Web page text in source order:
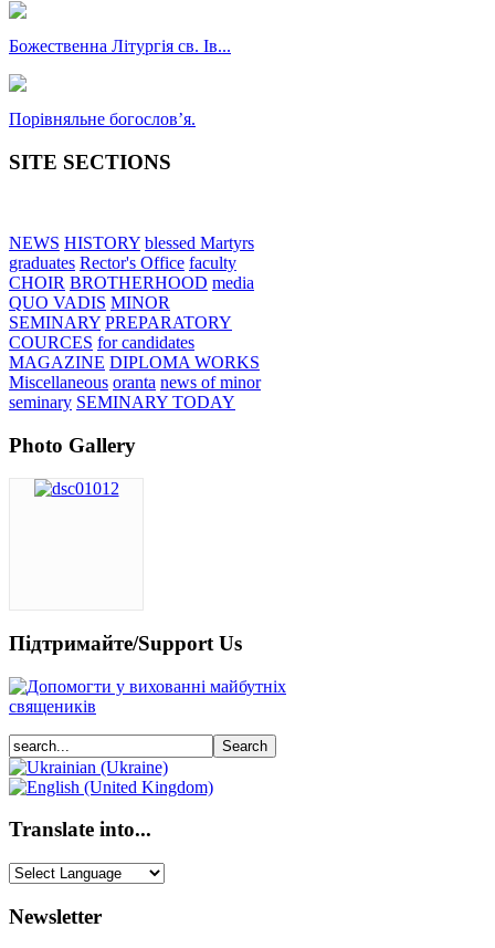
Божественна Літургія св. Ів...
Порівняльне богословʼя.
SITE SECTIONS
NEWS HISTORY blessed Martyrs
graduates Rector's Office faculty
CHOIR BROTHERHOOD media
QUO VADIS MINOR
SEMINARY PREPARATORY
COURCES for candidates
MAGAZINE DIPLOMA WORKS
Miscellaneous oranta news of minor
seminary SEMINARY TODAY
Photo Gallery
Підтримайте/Support Us
Translate into...
Newsletter